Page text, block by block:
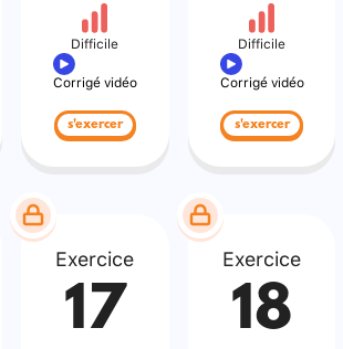
Difficile
Corrigé vidéo
s'exercer
Difficile
Corrigé vidéo
s'exercer
Exercice
17
Exercice
18